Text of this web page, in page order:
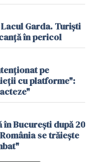
Garda. Turiști
în pericol
pe
cu platforme":
București după 20
se trăiește